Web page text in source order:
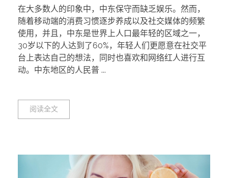
在大多数人的印象中，中东保守而缺乏娱乐。然而，
随着移动端的消费习惯逐步养成以及社交媒体的频繁
使用，并且，中东是世界上人口最年轻的区域之一，
30岁以下的人达到了60%，年轻人们更愿意在社交平
台上表达自己的想法，同时也喜欢和网络红人进行互
动。中东地区的人民普 ...
阅读全文